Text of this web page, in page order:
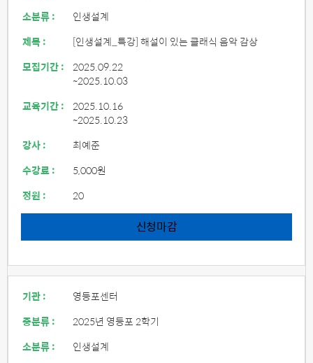
소분류 :
인생설계
제목 :
[인생설계_특강] 해설이 있는 클래식 음악 감상
모집기간 : 2025.09.22
~2025.10.03
교육기간 : 2025.10.16
~2025.10.23
강사 :
최예준
수강료 :
5,000원
정원 :
20
신청마감
기관 :
영등포센터
중분류 :
2025년 영등포 2학기
소분류 :
인생설계